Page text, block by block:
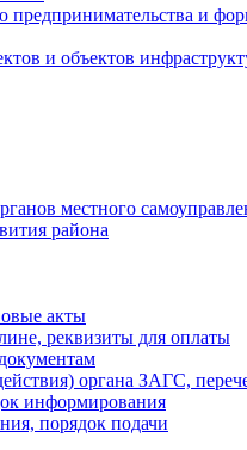
и
и объектов
местного
района
акты
реквизиты для оплаты
органа ЗАГС,
информирования
порядок подачи